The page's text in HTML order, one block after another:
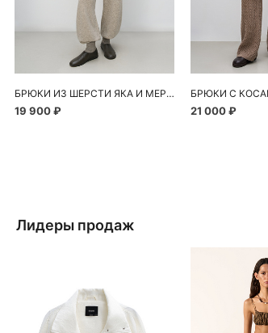
БРЮКИ ИЗ ШЕРСТИ ЯКА И МЕРИНОСА ЭКСТРАФАЙН
19 900 ₽ 21 000 ₽
Лидеры продаж